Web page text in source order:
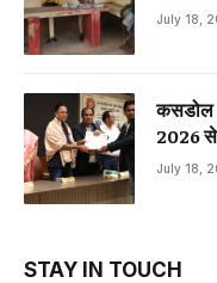
July 18,
कसडोल :
2026 से
July 18,
STAY IN TOUCH